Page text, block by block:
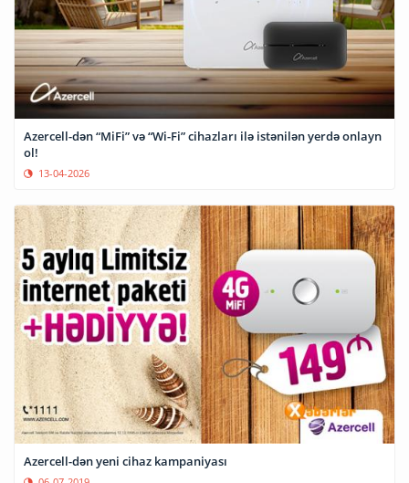
Azercell-dən “MiFi” və “Wi-Fi” cihazları ilə istənilən yerdə onlayn
ol!
13-04-2026
Azercell-dən yeni cihaz kampaniyası